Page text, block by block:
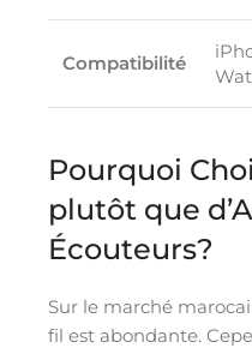
Compatibilité
Pourquoi
plutôt que
Écouteurs?
Sur le marché
fil est abondante.